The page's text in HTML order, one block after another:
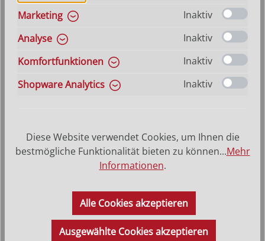
Bemalt
Größe auswählen
Hilfe zu Größenangaben
10 cm 15 cm 23 cm 45 cm 54 cm
Produkt Anzahl: Gib den gewünschten
In den Warenkorb
Das modern gestaltete Passionskreuz ist von Größe 10 cm
bis 30 cm aus Bergahornholz geschnitzt, die Größen 45 cm
Mehr
Marketing
Inaktiv
Analyse
Inaktiv
Komfortfunktionen
Inaktiv
Shopware Analytics
Inaktiv
Diese Website verwendet Cookies, um Ihnen die
bestmögliche Funktionalität bieten zu können...Mehr
Informationen.
Alle Cookies akzeptieren
Ausgewählte Cookies akzeptieren